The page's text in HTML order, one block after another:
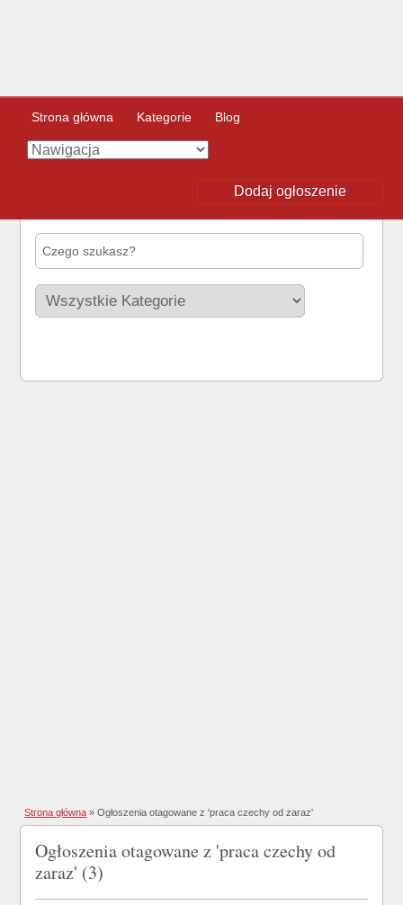
Strona główna Kategorie Blog
Dodaj ogłoszenie
Strona główna »Ogłoszenia otagowane z 'praca czechy od zaraz'
Ogłoszenia otagowane z 'praca czechy od
zaraz' (3)